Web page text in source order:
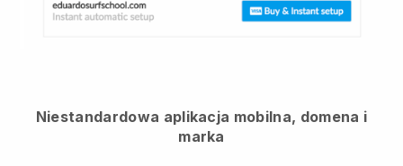
Niestandardowa aplikacja mobilna, domena i
marka